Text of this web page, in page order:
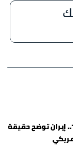
إيران توضح حقيقة